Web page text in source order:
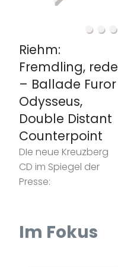
Riehm:
Fremdling, rede
– Ballade Furor
Odysseus,
Double Distant
Counterpoint
DIe neue Kreuzberg
CD im Spiegel der
Presse:
Im Fokus